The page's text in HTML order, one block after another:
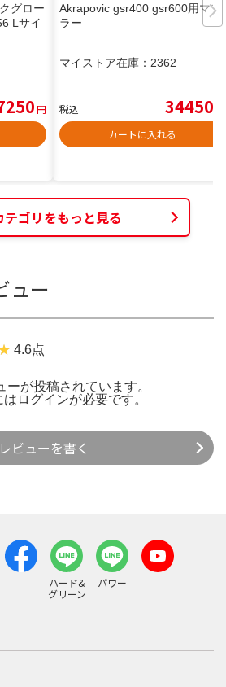
グロー
Lサイ
円
Akrapovic gsr400 gsr600用マフ
ラー
マイストア在庫： 2362
税込 34450
カートに入れる
テゴリをもっと見る
ュー
4.6点
が投稿されています。
は ログインが必要です。
レビューを書く
ハード&
グリーン
パワー